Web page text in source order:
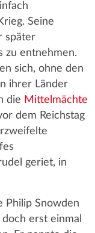
Seine
später
zu entnehmen.
sich, ohne den
ihrer Länder
die Mittelmächte
dem Reichstag
geriet, in
Philip Snowden
erst einmal